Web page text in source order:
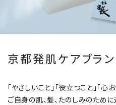
京都発肌ケアブラン
「やさしいこと」「役立つこと」「心
ご自身の肌、髪、たのしみのため